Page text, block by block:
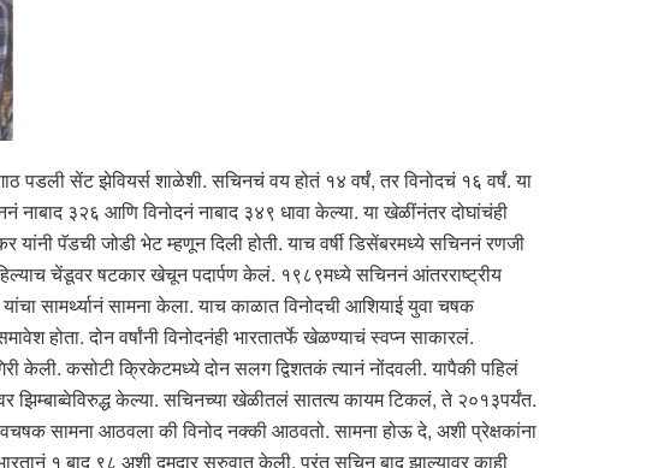
पडली सेंट झेवियर्स शाळेशी. सचिनचं वय होतं १४ वर्षं, तर विनोदचं १६ वर्षं. या
नाबाद ३२६ आणि विनोदनं नाबाद ३४९ धावा केल्या. या खेळींनंतर दोघांचंही
पॅडची जोडी भेट म्हणून दिली होती. याच वर्षी डिसेंबरमध्ये सचिननं रणजी
चेंडूवर षटकार खेचून पदार्पण केलं. १९८९मध्ये सचिननं आंतरराष्ट्रीय
सामर्थ्यानं सामना केला. याच काळात विनोदची आशियाई युवा चषक
होता. दोन वर्षांनी विनोदनंही भारतातर्फे खेळण्याचं स्वप्न साकारलं.
केली. कसोटी क्रिकेटमध्ये दोन सलग द्विशतकं त्यानं नोंदवली. यापैकी पहिलं
झिम्बाब्वेविरुद्ध केल्या. सचिनच्या खेळीतलं सातत्य कायम टिकलं, ते २०१३पर्यंत.
सामना आठवला की विनोद नक्की आठवतो. सामना होऊ दे, अशी प्रेक्षकांना
१ बाद ९८ अशी दमदार सुरुवात केली. परंतु सचिन बाद झाल्यावर काही